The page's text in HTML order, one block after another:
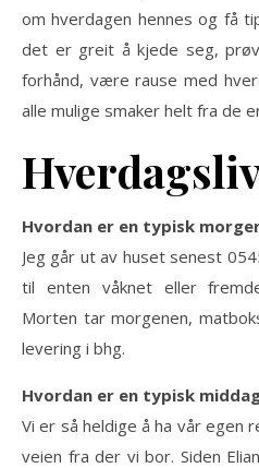
om hverdagen hennes og få
det er greit å kjede seg,
forhånd, være rause med
alle mulige smaker helt fra de
Hvordan er en typisk
Jeg går ut av huset senest
til enten våknet eller
Morten tar morgenen,
levering i bhg.
Hvordan er en typisk
Vi er så heldige å ha vår egen
veien fra der vi bor. Siden